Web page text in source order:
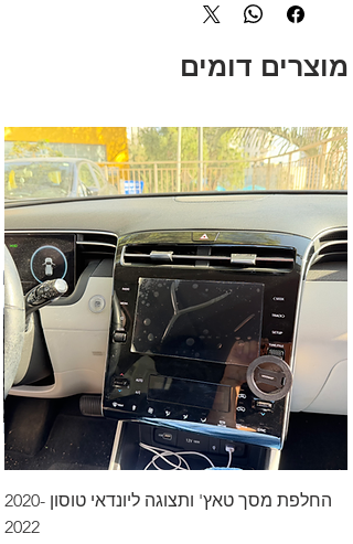
מוצרים דומים
החלפת מסך טאץ' ותצוגה ליונדאי טוסון 2020-
2022